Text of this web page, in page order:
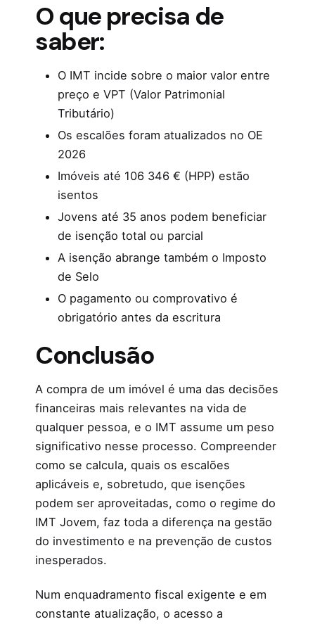
O que precisa de
saber:
O IMT incide sobre o maior valor entre
preço e VPT (Valor Patrimonial
Tributário)
Os escalões foram atualizados no OE
2026
Imóveis até 106 346 € (HPP) estão
isentos
Jovens até 35 anos podem beneficiar
de isenção total ou parcial
A isenção abrange também o Imposto
de Selo
O pagamento ou comprovativo é
obrigatório antes da escritura
Conclusão
A compra de um imóvel é uma das decisões
financeiras mais relevantes na vida de
qualquer pessoa, e o IMT assume um peso
significativo nesse processo. Compreender
como se calcula, quais os escalões
aplicáveis e, sobretudo, que isenções
podem ser aproveitadas, como o regime do
IMT Jovem, faz toda a diferença na gestão
do investimento e na prevenção de custos
inesperados.
Num enquadramento fiscal exigente e em
constante atualização, o acesso a